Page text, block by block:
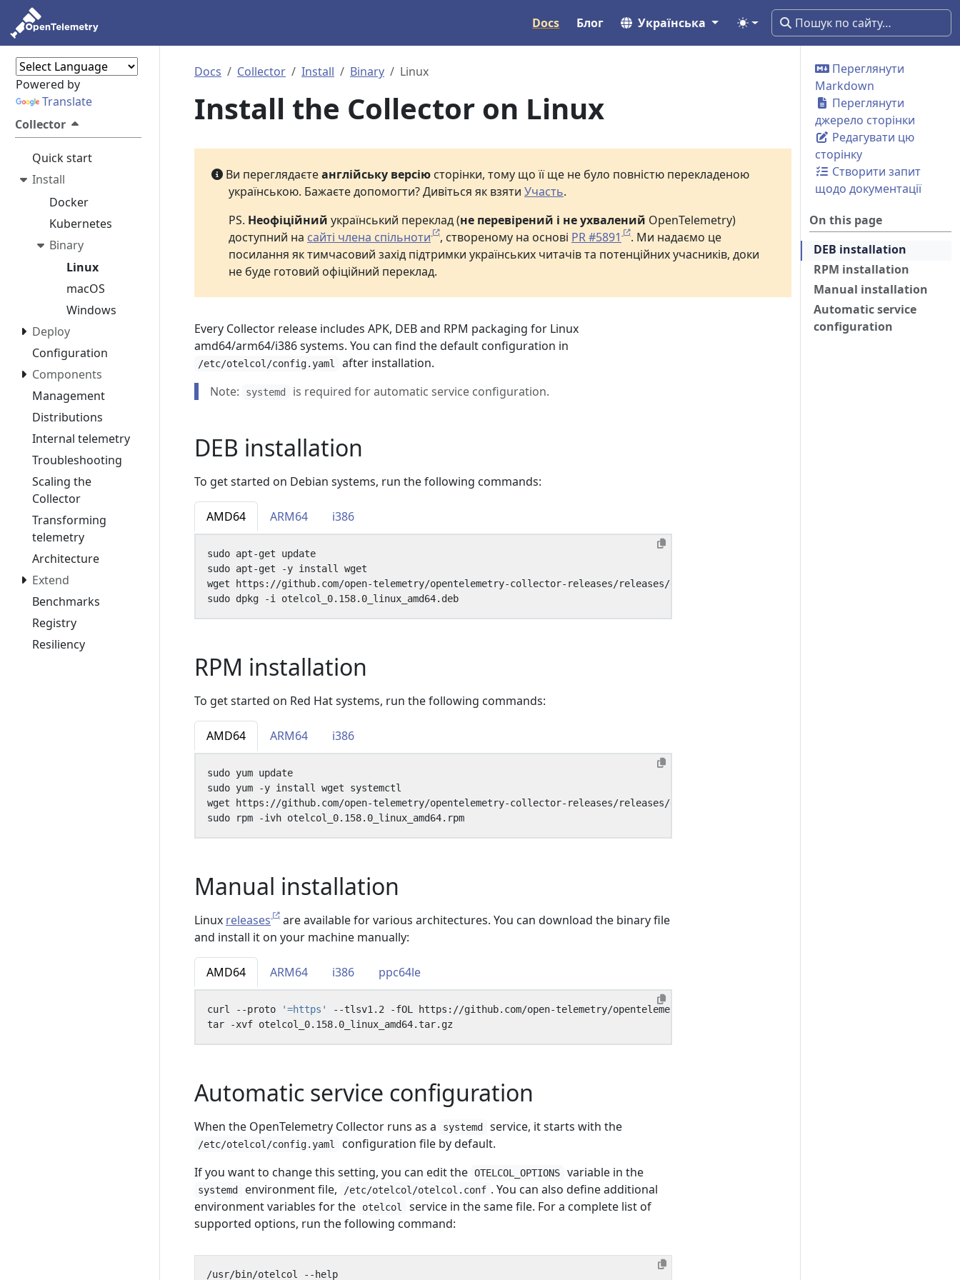
Docs Блог Українська
Powered by
Translate
Collector
Quick start
Install
Docker
Kubernetes
Binary
Linux
macOS
Windows
Deploy
Configuration
Components
Management
Distributions
Internal telemetry
Troubleshooting
Scaling the
Collector
Transforming
telemetry
Architecture
Extend
Benchmarks
Registry
Resiliency
Переглянути
Markdown
Переглянути
джерело сторінки
Редагувати цю
сторінку
Створити запит
щодо документації
On this page
DEB installation
RPM installation
Manual installation
Automatic service
configuration
Docs Collector Install Binary Linux
Install the Collector on Linux
Ви переглядаєтеанглійську версію сторінки, тому що її ще не було повністю перекладеною
українською. Бажаєте допомогти? Дивіться як взяти Участь.
PS. Неофіційний український переклад (не перевірений і не ухвалений OpenTelemetry)
доступний на сайті члена спільноти , створеному на основі PR #5891
. Ми надаємо це
посилання як тимчасовий захід підтримки українських читачів та потенційних учасників, доки
не буде готовий офіційний переклад.
Every Collector release includes APK, DEB and RPM packaging for Linux
amd64/arm64/i386 systems. You can find the default configuration in
/etc/otelcol/config.yaml
after installation.
Note:
systemd is required for automatic service configuration.
DEB installation
To get started on Debian systems, run the following commands:
AMD64 ARM64 i386
RPM installation
To get started on Red Hat systems, run the following commands:
AMD64 ARM64 i386
Manual installation
Linux releases
are available for various architectures. You can download the binary file
and install it on your machine manually:
AMD64 ARM64 i386 ppc64le
curl --proto
'=https'
Automatic service configuration
When the OpenTelemetry Collector runs as a systemd service, it starts with the
/etc/otelcol/config.yaml
configuration file by default.
If you want to change this setting, you can edit the OTELCOL_OPTIONS variable in the
systemd environment file, /etc/otelcol/otelcol.conf . You can also define additional
environment variables for the
otelcol
service in the same file. For a complete list of
supported options, run the following command: